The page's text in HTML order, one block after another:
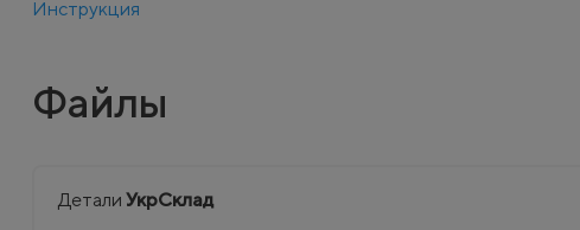
Инструкция
Файлы
Детали УкрСклад